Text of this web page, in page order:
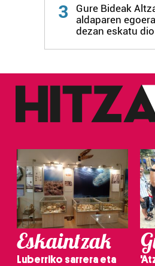
3
Gure Bideak
aldaparen
dezan eskatu
Eskaintzak
Luberriko sarrera eta